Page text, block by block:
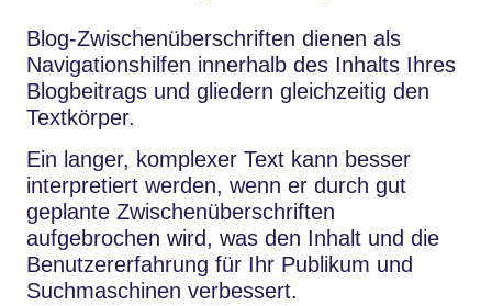
Blog-Zwischenüberschriften dienen als
Navigationshilfen innerhalb des Inhalts Ihres
Blogbeitrags und gliedern gleichzeitig den
Textkörper.
Ein langer, komplexer Text kann besser
interpretiert werden, wenn er durch gut
geplante Zwischenüberschriften
aufgebrochen wird, was den Inhalt und die
Benutzererfahrung für Ihr Publikum und
Suchmaschinen verbessert.